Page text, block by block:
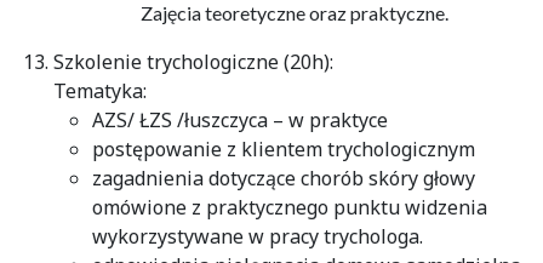
Zajęcia teoretyczne oraz praktyczne.
Szkolenie trychologiczne (20h):
Tematyka:
AZS/ ŁZS /łuszczyca – w praktyce
postępowanie z klientem trychologicznym
zagadnienia dotyczące chorób skóry głowy
omówione z praktycznego punktu widzenia
wykorzystywane w pracy trychologa.